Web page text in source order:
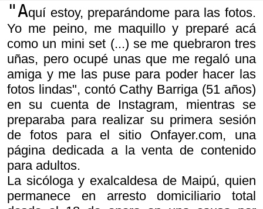
"Aquí estoy, preparándome para las fotos.
Yo me peino, me maquillo y preparé acá
como un mini set (...) se me quebraron tres
uñas, pero ocupé unas que me regaló una
amiga y me las puse para poder hacer las
fotos lindas", contó Cathy Barriga (51 años)
en su cuenta de Instagram, mientras se
preparaba para realizar su primera sesión
de fotos para el sitio Onfayer.com, una
página dedicada a la venta de contenido
para adultos.
La sicóloga y exalcaldesa de Maipú, quien
permanece en arresto domiciliario total